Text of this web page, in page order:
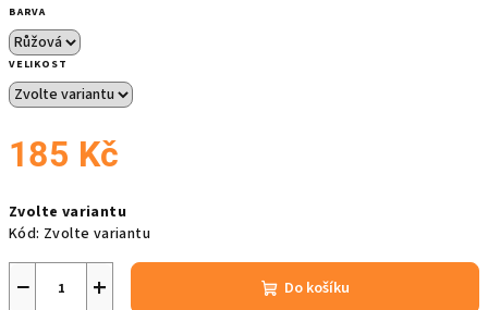
BARVA
VELIKOST
185 Kč
cena:
Zvolte variantu
Kód: Zvolte variantu
+
− Do košíku